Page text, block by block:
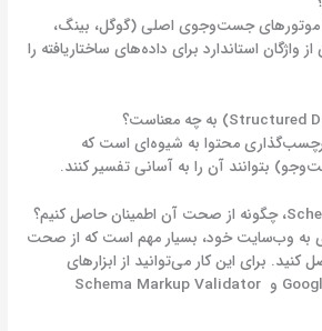
جست‌وجوی اصلی (گوگل، بینگ،
استاندارد برای داده‌های ساختاریافته را
محتوا به شیوه‌ای است که
بتوانند آن را به آسانی تفسیر کنند.
به وب‌سایت خود، بسیار مهم است که از صحت
کنید. برای این کار می‌توانید از ابزارهای
Google’s Rich Results Test و Schema Markup Validator